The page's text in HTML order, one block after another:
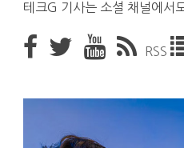
테크G 기사는 소셜 채널에서
RSS